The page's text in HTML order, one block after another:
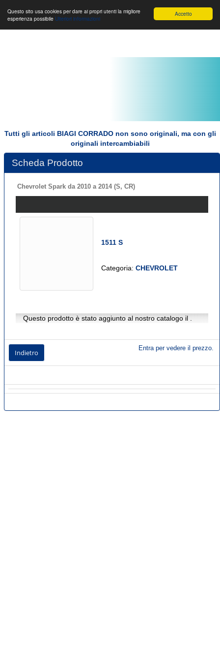
Accetto
Questo sito usa cookies per dare ai propri utenti la migliore
esperienza possibile Ulteriori informazioni
Toggle
navigation
Toggle
navigation
Toggle
Biagi Corrado s.r.l.
Tutti gli articoli BIAGI CORRADO non sono originali, ma con gli
originali intercambiabili
Scheda Prodotto
Chevrolet Spark da 2010 a 2014 (S, CR)
1511 S
Categoria: CHEVROLET
Questo prodotto è stato aggiunto al nostro catalogo il .
Indietro
Entra per vedere il prezzo.